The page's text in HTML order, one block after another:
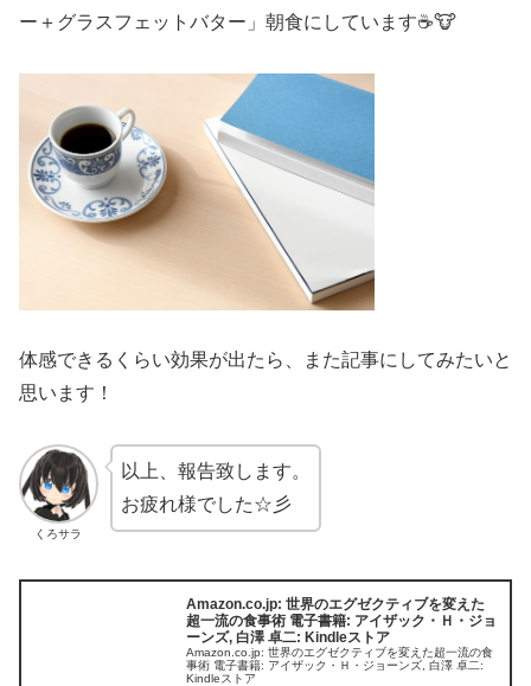
ー＋グラスフェットバター」朝食にしています☕🐮
体感できるくらい効果が出たら、また記事にしてみたいと
思います！
くろサラ
以上、報告致します。
お疲れ様でした☆彡
Amazon.co.jp: 世界のエグゼクティブを変えた
超一流の食事術 電子書籍: アイザック・Ｈ・ジョ
ーンズ, 白澤 卓二: Kindleストア
Amazon.co.jp: 世界のエグゼクティブを変えた超一流の食
事術 電子書籍: アイザック・Ｈ・ジョーンズ, 白澤 卓二:
Kindleストア